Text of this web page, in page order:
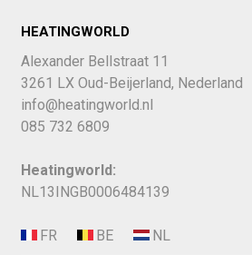
HEATINGWORLD
Alexander Bellstraat 11
3261 LX Oud-Beijerland, Nederland
info@heatingworld.nl
085 732 6809
Heatingworld:
NL13INGB0006484139